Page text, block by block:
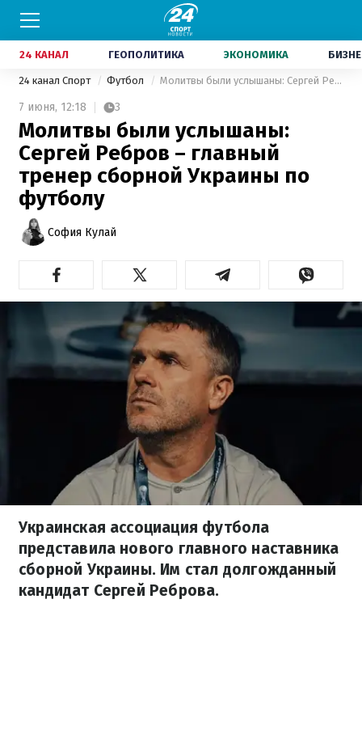
24 КАНАЛ ГЕОПОЛИТИКА ЭКОНОМИКА
24 канал Спорт Футбол Молитвы были услышаны: Сергей Ребров – главный тренер сборной Украины по футболу
7 июня, 12:18 3
Молитвы были услышаны:
Сергей Ребров – главный
тренер сборной Украины по
футболу
София Кулай
Украинская ассоциация футбола
представила нового главного наставника
сборной Украины. Им стал долгожданный
кандидат Сергей Реброва.